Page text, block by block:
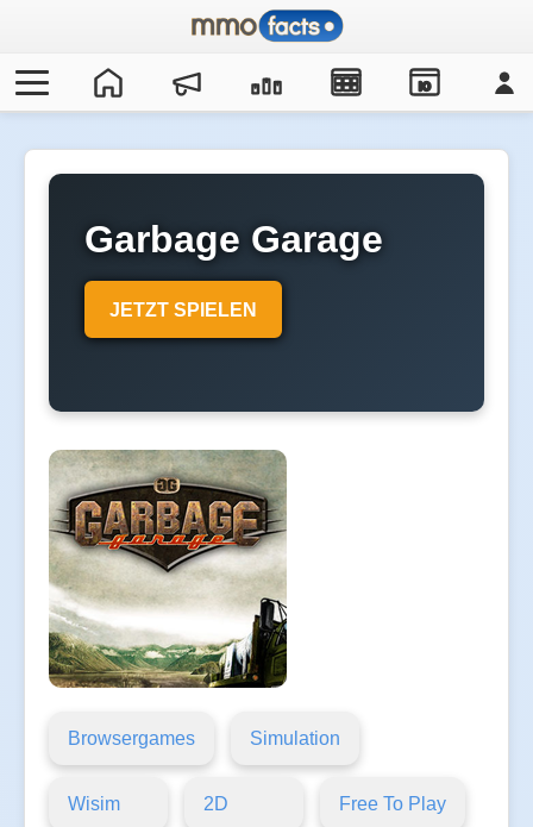
IO
Garbage Garage
JETZT SPIELEN
Browsergames Simulation
Wisim 2D Free To Play